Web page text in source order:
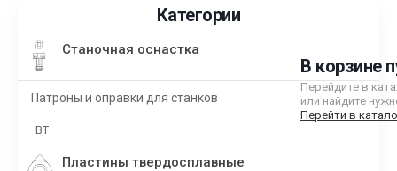
В корзине
Перейдите в
или найдите
Перейти в
Категории
Станочная оснастка
Патроны и оправки для станков
BT
Пластины твердосплавные